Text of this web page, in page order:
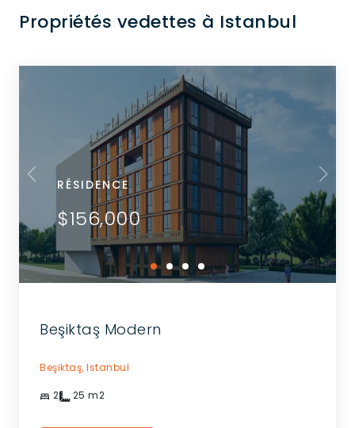
Propriétés vedettes à Istanbul
RÉSIDENCE
$156,000
Beşiktaş Modern
Beşiktaş, Istanbul
2 25 m2